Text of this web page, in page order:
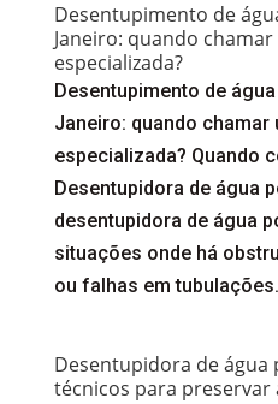
Desentupimento de
Janeiro: quando
especializada?
Desentupimento de
Janeiro: quando chamar
especializada? Quando
Desentupidora de água
desentupidora de água
situações onde há
ou falhas em
Desentupidora de água
técnicos para preservar